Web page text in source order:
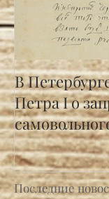
В
Петра I о
Последние